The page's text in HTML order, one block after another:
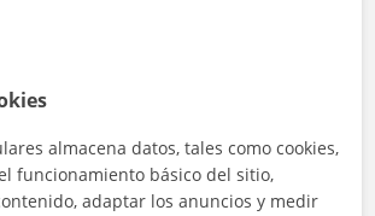
Nuria
almacena datos, tales como cookies,
funcionamiento básico del sitio,
adaptar los anuncios y medir